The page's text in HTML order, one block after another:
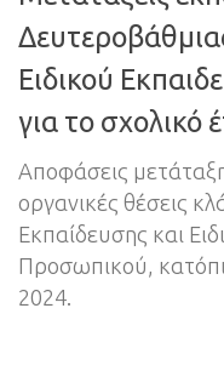
Ειδικού
για το σχολικό
Αποφάσεις
οργανικές θέσεις
Εκπαίδευσης και
Προσωπικού,
2024.